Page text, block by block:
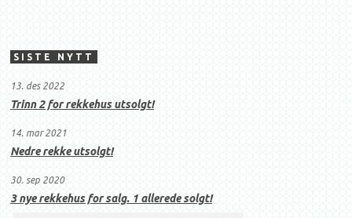
SISTE NYTT
13. des 2022
Trinn 2 for rekkehus utsolgt!
14. mar 2021
Nedre rekke utsolgt!
30. sep 2020
3 nye rekkehus for salg. 1 allerede solgt!